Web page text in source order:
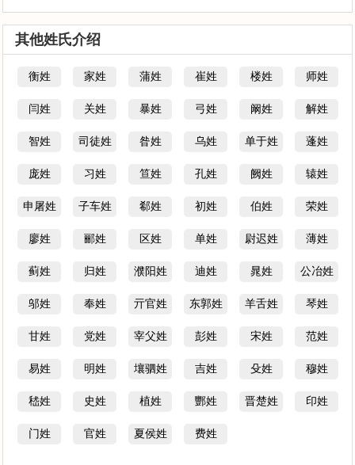
其他姓氏介绍
衡姓 家姓 蒲姓 崔姓 楼姓 师姓
闫姓 关姓 暴姓 弓姓 阚姓 解姓
智姓 司徒姓 昝姓 乌姓 单于姓 蓬姓
庞姓 习姓 笪姓 孔姓 阙姓 辕姓
申屠姓 子车姓 郗姓 初姓 伯姓 荣姓
廖姓 郦姓 区姓 单姓 尉迟姓 薄姓
蓟姓 归姓 濮阳姓 迪姓 晁姓 公冶姓
邬姓 奉姓 亓官姓 东郭姓 羊舌姓 琴姓
甘姓 党姓 宰父姓 彭姓 宋姓 范姓
易姓 明姓 壤驷姓 吉姓 殳姓 穆姓
嵇姓 史姓 植姓 酆姓 晋楚姓 印姓
门姓 官姓 夏侯姓 费姓